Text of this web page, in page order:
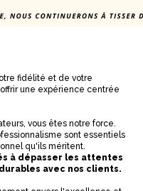
fidélité et de votre
une expérience centrée
vous êtes notre force.
sont essentiels
qu'ils méritent.
à dépasser les attentes
avec nos clients.